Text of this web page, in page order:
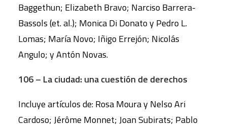
Baggethun; Elizabeth Bravo; Narciso Barrera-
Bassols (et. al.); Monica Di Donato y Pedro L.
Lomas; María Novo; Iñigo Errejón; Nicolás
Angulo; y Antón Novas.
106 – La ciudad: una cuestión de derechos
Incluye artículos de: Rosa Moura y Nelso Ari
Cardoso; Jérôme Monnet; Joan Subirats; Pablo